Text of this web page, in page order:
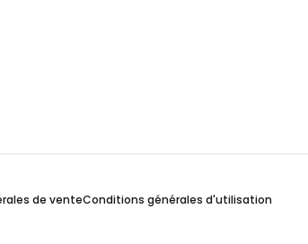
de venteConditions générales d'utilisation